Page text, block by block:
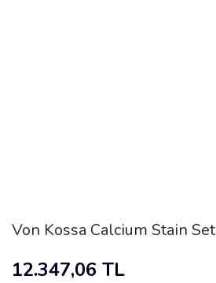
Von Kossa Calcium Stain Set
12.347,06 TL